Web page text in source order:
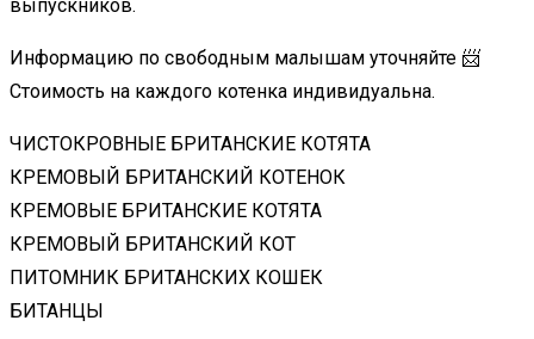
выпускников.
Информацию по свободным малышам уточняйте 📨
Стоимость на каждого котенка индивидуальна.
ЧИСТОКРОВНЫЕ БРИТАНСКИЕ КОТЯТА
КРЕМОВЫЙ БРИТАНСКИЙ КОТЕНОК
КРЕМОВЫЕ БРИТАНСКИЕ КОТЯТА
КРЕМОВЫЙ БРИТАНСКИЙ КОТ
ПИТОМНИК БРИТАНСКИХ КОШЕК
БИТАНЦЫ